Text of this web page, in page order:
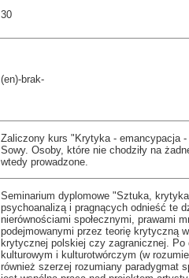
30
(en)-brak-
Zaliczony kurs "Krytyka - emancypacja
Sowy. Osoby, które nie chodziły na
wtedy prowadzone.
Seminarium dyplomowe "Sztuka,
psychoanalizą i pragnących odnieść te
nierównościami społecznymi, prawami
podejmowanymi przez teorię krytyczną
krytycznej polskiej czy zagranicznej. Po
kulturowym i kulturotwórczym (w
również szerzej rozumiany paradygmat